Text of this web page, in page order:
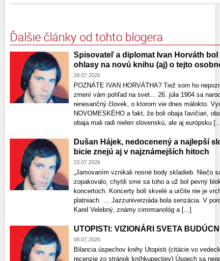
Ďalšie články od tohto blogera
Spisovateľ a diplomat Ivan Horváth
ohlasy na novú knihu (aj) o tejto
28.07.2026
POZNÁTE IVAN HORVÁTHA? Tiež som ho
zmení vám pohľad na svet… 26. júla 1904 sa
renesančný človek, o ktorom vie dnes málokto.
NOVOMESKÉHO a fakt, že boli obaja ľavičiari,
obaja mali radi nielen slovenskú, ale aj európsku
Dušan Hájek, nedocenený a najlepší
bicie znejú aj v najznámejších hitoch
23.07.2026
„Jamovaním vznikali nosné body skladieb. Niečo
zopakovalo, chytili sme sa toho a už bol pevný
koncertoch. Koncerty boli skvelé a určite nie je
platniach. … Jazzuniverziáda bola senzácia. V
Karel Velebný, známy cimrmanológ a [...]
UTOPISTI: VIZIONÁRI SVETA
08.07.2026
Bilancia úspechov knihy Utopisti (citácie vo
recenzie zo stránok kníhkupectiev) Úspech sa